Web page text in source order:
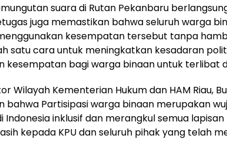
suara di Rutan Pekanbaru
juga memastikan bahwa seluruh warga
kesempatan tersebut tanpa
satu cara untuk meningkatkan kesadaran
kesempatan bagi warga binaan untuk terlibat
Wilayah Kementerian Hukum dan HAM Riau,
bahwa Partisipasi warga binaan merupakan
Indonesia inklusif dan merangkul semua
kepada KPU dan seluruh pihak yang telah